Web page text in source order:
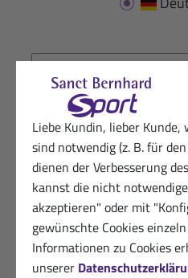
Liebe Kundin, lieber
sind notwendig (z. B. für
dienen der Verbesserung
kannst die nicht
akzeptieren" oder mit
gewünschte Cookies
Informationen zu Cookies
unserer
Glücklicher Sanct Bernhard
★★★
Sehr zufrieden! Gutes
VERIFIZIERT
Begeisterte Kundin
★★★